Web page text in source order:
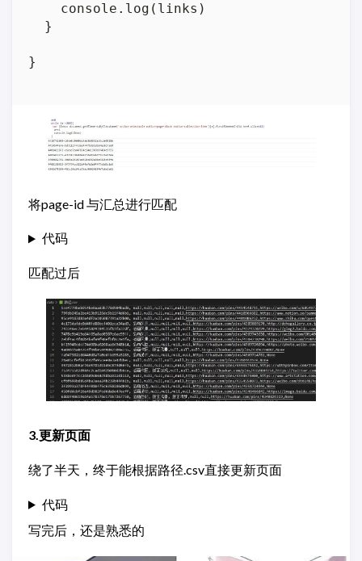
    console.log(links)
  }
}
将page-id 与汇总进行匹配
代码
匹配过后
3.更新页面
绕了半天，终于能根据路径.csv直接更新页面
代码
写完后，还是熟悉的